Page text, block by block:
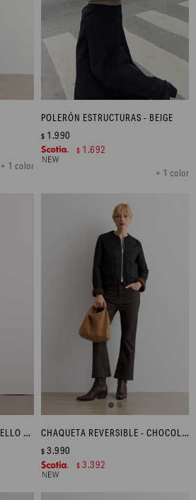
+ 1 color
POLERÓN ESTRUCTURAS - BEIGE
+ 1 color
$ 1.990
$ 1.692
CAMPERA CAPITONEADA CUELLO PANA - BEIGE CLARO CHAQUETA REVERSIBLE - CHOCOLATE
$ 3.990
$ 3.392